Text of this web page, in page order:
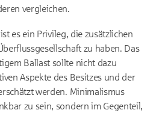
vergleichen.
es ein Privileg, die zusätzlichen
zu haben. Das
Ballast sollte nicht dazu
Aspekte des Besitzes und der
werden. Minimalismus
zu sein, sondern im Gegenteil,